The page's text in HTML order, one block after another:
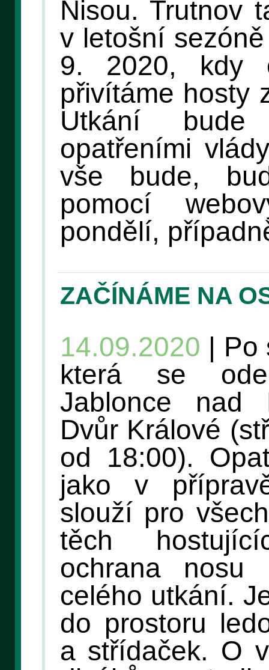
Nisou. Trutnov
v letošní
9. 2020, kdy
přivítáme hosty
Utkání
opatřeními
vše bude,
pomocí
pondělí,
ZAČÍNÁME NA
14.09.2020 | Po
která se
Jablonce nad
Dvůr Králové
od 18:00).
jako v
slouží pro
těch
ochrana
celého utkání.
do prostoru
a střídaček. O